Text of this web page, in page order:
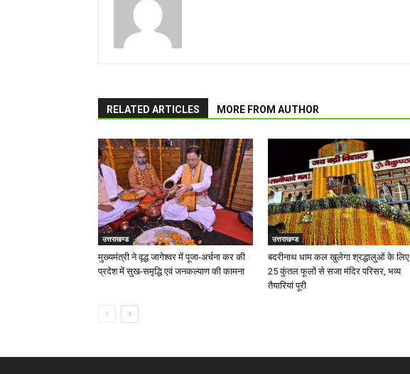
RELATED ARTICLES MORE FROM AUTHOR
उत्तराखण्ड
मुख्यमंत्री ने वृद्ध जागेश्वर में पूजा-अर्चना कर की
प्रदेश में सुख-समृद्धि एवं जनकल्याण की कामना
उत्तराखण्ड
बदरीनाथ धाम कल खुलेगा श्रद्धालुओं के लिए,
25 कुंतल फूलों से सजा मंदिर परिसर, भव्य
तैयारियां पूरी